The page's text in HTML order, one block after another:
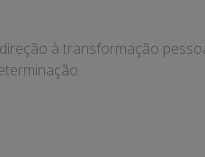
à transformação